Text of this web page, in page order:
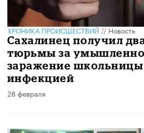
ХРОНИКА ПРОИСШЕСТВИЙ//Новость
Сахалинец получил
тюрьмы за
заражение
инфекцией
28 февраля